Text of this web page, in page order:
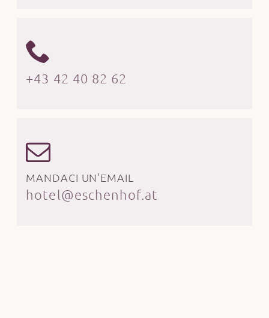
+43 42 40 82 62
MANDACI UN'EMAIL
hotel@eschenhof.at